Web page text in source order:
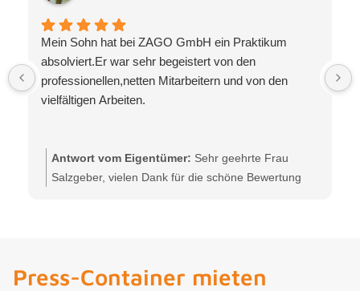
Mein Sohn hat bei ZAGO GmbH ein Praktikum
absolviert.Er war sehr begeistert von den
professionellen,netten Mitarbeitern und von den
vielfältigen Arbeiten.
Antwort vom Eigentümer: Sehr geehrte Frau
Salzgeber, vielen Dank für die schöne Bewertung
Aufgaben in unserem Entsorgungsunternehmen
Press-Container mieten